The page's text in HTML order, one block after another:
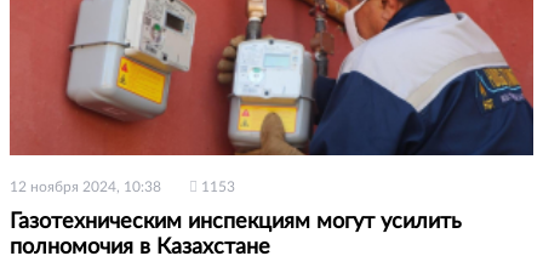
12 ноября 2024, 10:38 1153
Газотехническим инспекциям могут усилить
полномочия в Казахстане